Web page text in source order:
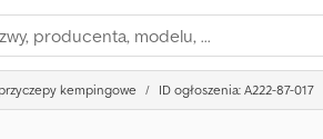
kempingowe ID ogłoszenia: A222-87-017